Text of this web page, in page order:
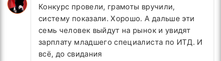
Конкурс провели, грамоты вручили,
систему показали. Хорошо. А дальше эти
семь человек выйдут на рынок и увидят
зарплату младшего специалиста по ИТД. И
всё, до свидания